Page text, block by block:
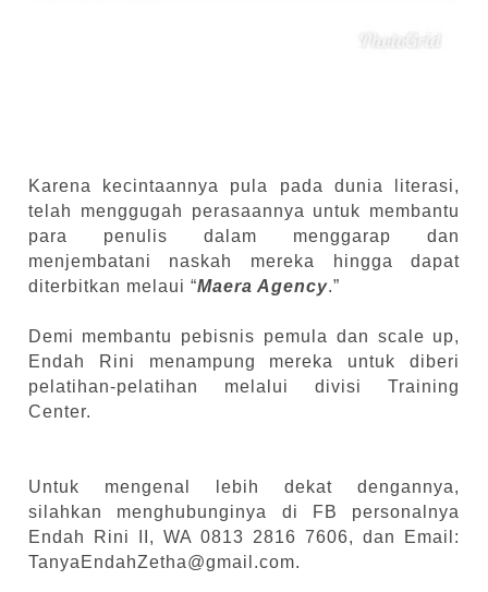
Karena kecintaannya pula pada dunia literasi,
telah menggugah perasaannya untuk membantu
para penulis dalam menggarap dan
menjembatani naskah mereka hingga dapat
diterbitkan melaui “Maera Agency.”
Demi membantu pebisnis pemula dan scale up,
Endah Rini menampung mereka untuk diberi
pelatihan-pelatihan melalui divisi Training
Center.
Untuk mengenal lebih dekat dengannya,
silahkan menghubunginya di FB personalnya
Endah Rini II, WA 0813 2816 7606, dan Email:
TanyaEndahZetha@gmail.com.